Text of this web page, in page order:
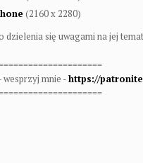
(2160 x 2280)
dzielenia się uwagami na jej
wesprzyj mnie -https://